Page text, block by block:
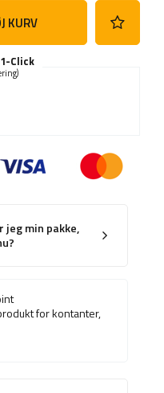
KURV
1-Click
jeg min pakke,
for kontanter,